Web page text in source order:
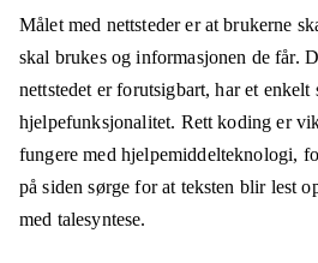
Målet med nettsteder er at brukerne
skal brukes og informasjonen de får.
nettstedet er forutsigbart, har et enkelt
hjelpefunksjonalitet. Rett koding er
fungere med hjelpemiddelteknologi,
på siden sørge for at teksten blir lest
med talesyntese.